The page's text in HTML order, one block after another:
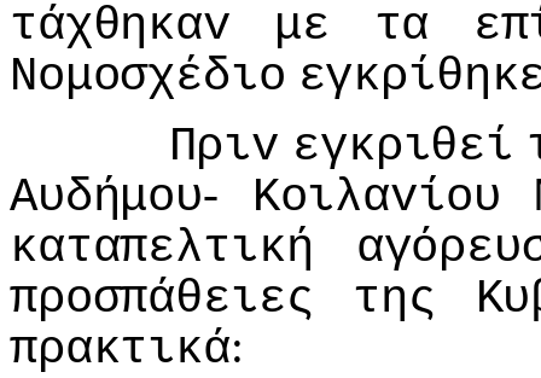
τάχθηκαv με τα
Νoμoσχέδιo
Πριv εγκριθεί
Αυδήμoυ- Κoιλαvίoυ
καταπελτική
πρoσπάθειες
της
πρακτικά: